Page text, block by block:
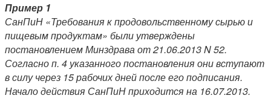
Пример 1
СанПиН «Требования к продовольственному сырью и
пищевым продуктам» были утверждены
постановлением Минздрава от 21.06.2013 N 52.
Согласно п. 4 указанного постановления они вступают
в силу через 15 рабочих дней после его подписания.
Начало действия СанПиН приходится на 16.07.2013.